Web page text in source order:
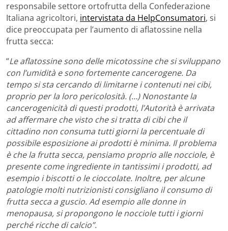
responsabile settore ortofrutta della Confederazione
Italiana agricoltori, intervistata da HelpConsumatori, si
dice preoccupata per l’aumento di aflatossine nella
frutta secca:
“Le aflatossine sono delle micotossine che si sviluppano
con l’umidità e sono fortemente cancerogene. Da
tempo si sta cercando di limitarne i contenuti nei cibi,
proprio per la loro pericolosità. (…) Nonostante la
cancerogenicità di questi prodotti, l’Autorità è arrivata
ad affermare che visto che si tratta di cibi che il
cittadino non consuma tutti giorni la percentuale di
possibile esposizione ai prodotti è minima. Il problema
è che la frutta secca, pensiamo proprio alle nocciole, è
presente come ingrediente in tantissimi i prodotti, ad
esempio i biscotti o le cioccolate. Inoltre, per alcune
patologie molti nutrizionisti consigliano il consumo di
frutta secca a guscio. Ad esempio alle donne in
menopausa, si propongono le nocciole tutti i giorni
perché ricche di calcio”.